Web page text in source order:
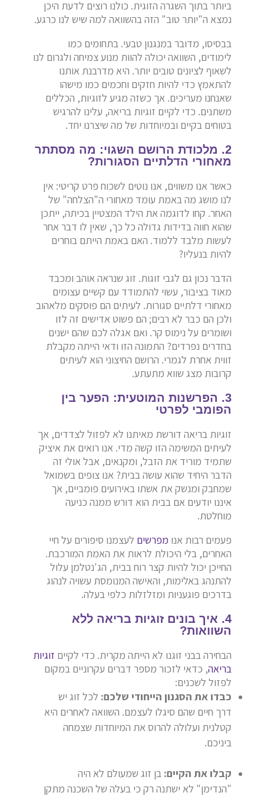
ביותר בתוך השגרה הזוגית. כולנו רוצים לדעת היכן
נמצא ה"יותר טוב" הזה בהשוואה למה שיש לנו כרגע.
בבסיסו, מדובר במנגנון טבעי. בתחומים כמו
לימודים, השוואה יכולה להוות מנוע צמיחה ולגרום לנו
לשאוף לציונים טובים יותר. היא מדרבנת אותנו
להתאמץ כדי להיות חזקים וחכמים כמו מישהו
שאנחנו מעריכים. אך כשזה מגיע לזוגיות, הכללים
משתנים. כדי לקיים זוגיות בריאה, עלינו להרגיש
בטוחים בקיים ובמיוחדות של מה שיצרנו יחד.
2. מלכודת הרושם השגוי: מה מסתתר
מאחורי הדלתיים הסגורות?
כאשר אנו משווים, אנו נוטים לשכוח פרט קריטי: אין
לנו מושג מה באמת עומד מאחורי ה"הצלחה" של
האחר. קחו לדוגמה את הילד המצטיין בכיתה, ייתכן
שהוא חווה בדידות גדולה כל כך, שאין לו דבר אחר
לעשות מלבד ללמוד. האם באמת הייתם בוחרים
להיות בנעליו?
הדבר נכון גם לגבי זוגות. זוג שנראה אוהב ומכבד
מאוד בציבור, עשוי להתמודד עם קשיים עצומים
מאחורי דלתיים סגורות. לעיתים הם פוסקים מלאהוב
ולכן הם כבר לא רבים; הם פשוט אדישים זה לזו
ושומרים על נימוס קר. ואם אגלה לכם שהם ישנים
בחדרים נפרדים? התמונה הזו ודאי הייתה מקבלת
זווית אחרת לגמרי. הרושם החיצוני הוא לעיתים
קרובות מצג שווא מתעתע.
3. הפרשנות המוטעית: הפער בין
הפומבי לפרטי
זוגיות בריאה דורשת מאיתנו לא לפזול לצדדים, אך
לעיתים המשימה הזו קשה מדי. אנו רואים את איציק
שתמיד מוריד את הזבל, ומקנאים, אבל אולי זה
הדבר היחיד שהוא עושה בבית? אנו צופים בשמואל
שמחבק ומנשק את אשתו באירועים פומביים, אך
איננו יודעים אם בבית הוא דורש ממנה כניעה
מוחלטת.
פעמים רבות אנו מפרשים לעצמנו סיפורים על חיי
האחרים, בלי היכולת לראות את האמת המורכבת.
החייכן יכול להיות קצר רוח בבית, הג'נטלמן עלול
להתנהג באלימות, והאישה המנומסת עשויה לנהוג
בדרכים פוגעניות ומזלזלות כלפי בעלה.
4. איך בונים זוגיות בריאה ללא
השוואות?
הבחירה בבני זוגנו לא הייתה מקרית. כדי לקיים זוגיות
בריאה, כדאי לזכור מספר דברים עקרוניים במקום
לפזול לשכנים:
כבדו את הסגנון הייחודי שלכם: לכל זוג יש
דרך חיים שהם סיגלו לעצמם. השוואה לאחרים היא
קטלנית ועלולה להרוס את המיוחדות שצמחה
ביניכם.
קבלו את הקיים: בן זוג שמעולם לא היה
"הנדימן" לא ישתנה רק כי בעלה של השכנה מתקן